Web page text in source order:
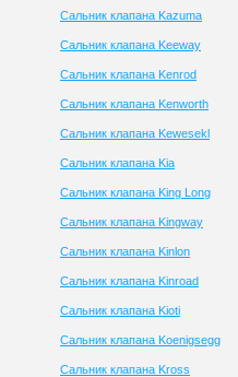
Сальник клапана Kazuma
Сальник клапана Keeway
Сальник клапана Kenrod
Сальник клапана Kenworth
Сальник клапана Kewesekl
Сальник клапана Kia
Сальник клапана King Long
Сальник клапана Kingway
Сальник клапана Kinlon
Сальник клапана Kinroad
Сальник клапана Kioti
Сальник клапана Koenigsegg
Сальник клапана Kross